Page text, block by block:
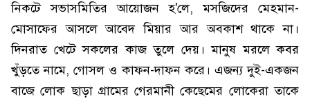
নিকটে সভাসমিতির আয়োজন হ'লে, মসজিদের মেহমান-
মোসাফের আসলে আবেদ মিয়ার আর অবকাশ থাকে না।
দিনরাত খেটে সকলের কাজ তুলে দেয়। মানুষ মরলে কবর
খুঁড়তে নামে, গোসল ও কাফন-দাফন করে। এজন্য দুই-একজন
বাজে লোক ছাড়া গ্রামের গেরমানী কেছেমের লোকেরা তাকে